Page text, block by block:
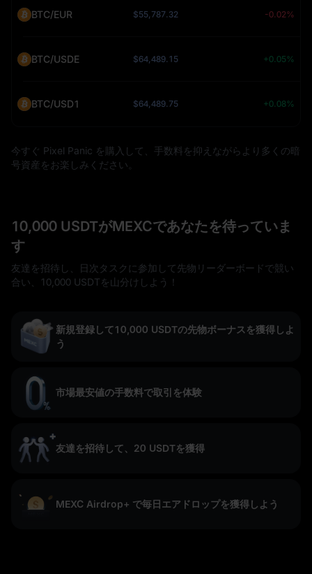
BTC/EUR $55,787.32 -0.02%
BTC/USDE $64,489.15 +0.05%
BTC/USD1 $64,489.75 +0.08%
今すぐ Pixel Panic を購入して、手数料を抑えながらより多くの暗
号資産をお楽しみください。
10,000 USDTがMEXCであなたを待っていま
す
友達を招待し、日次タスクに参加して先物リーダーボードで競い
合い、10,000 USDTを山分けしよう！
新規登録して10,000 USDTの先物ボーナスを獲得しよ
う
市場最安値の手数料で取引を体験
友達を招待して、20 USDTを獲得
MEXC Airdrop+ で毎日エアドロップを獲得しよう